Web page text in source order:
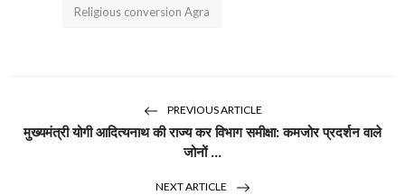
Religious conversion Agra
PREVIOUS ARTICLE
मुख्यमंत्री योगी आदित्यनाथ की राज्य कर विभाग समीक्षा: कमजोर प्रदर्शन वाले
जोनों ...
NEXT ARTICLE